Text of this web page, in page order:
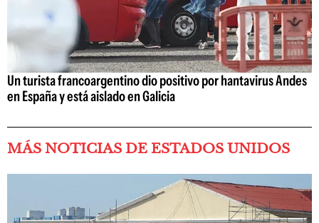
Un turista francoargentino dio positivo por hantavirus Andes
en España y está aislado en Galicia
MÁS NOTICIAS DE ESTADOS UNIDOS